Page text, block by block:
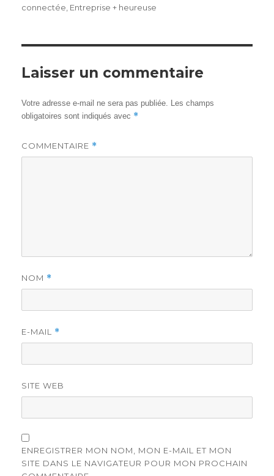
on
connectée Entreprise + heureuse
Laisser un commentaire
Votre adresse e-mail ne sera pas publiée. Les champs
obligatoires sont indiqués avec *
COMMENTAIRE *
NOM *
E-MAIL *
SITE WEB
ENREGISTRER MON NOM, MON E-MAIL ET MON
SITE DANS LE NAVIGATEUR POUR MON PROCHAIN